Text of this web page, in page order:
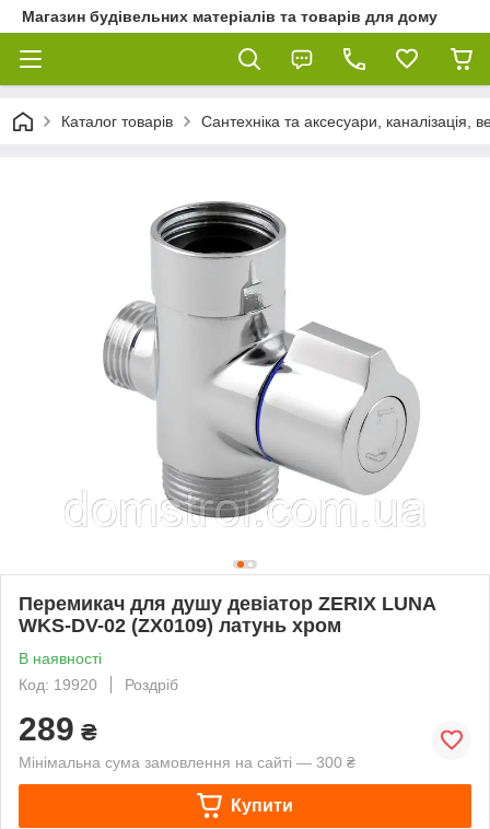
Магазин будівельних матеріалів та товарів для дому
Каталог товарів Сантехніка та аксесуари, каналізація,
Перемикач для душу девіатор ZERIX LUNA
WKS-DV-02 (ZX0109) латунь хром
В наявності
Код: 19920
Роздріб
289 ₴
Мінімальна сума замовлення на сайті — 300 ₴
Купити